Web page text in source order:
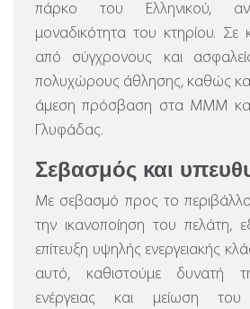
πάρκο του Ελληνικού,
μοναδικότητα του κτηρίου. Σε
από σύγχρονους και
πολυχώρους άθλησης, καθώς
άμεση πρόσβαση στα ΜΜΜ
Γλυφάδας.
Σεβασμός και
Με σεβασμό προς το
την ικανοποίηση του πελάτη,
επίτευξη υψηλής ενεργειακής
αυτό, καθιστούμε δυνατή
ενέργειας και μείωση του